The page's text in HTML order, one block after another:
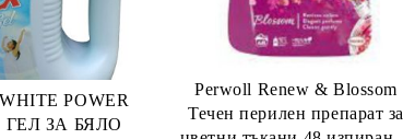
POWER
ГЕЛ ЗА БЯЛО
Perwoll Renew & Blossom
Течен перилен препарат за